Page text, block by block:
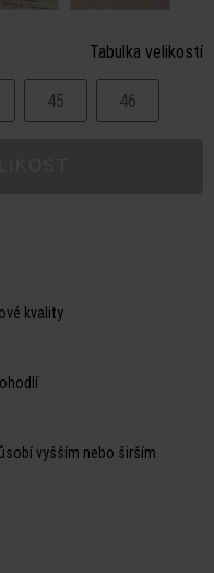
Tabulka velikostí
45 46
kvality
vyšším nebo širším